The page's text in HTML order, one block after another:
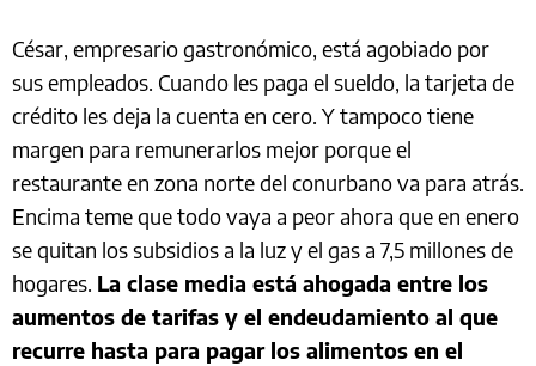
César, empresario gastronómico, está agobiado por
sus empleados. Cuando les paga el sueldo, la tarjeta de
crédito les deja la cuenta en cero. Y tampoco tiene
margen para remunerarlos mejor porque el
restaurante en zona norte del conurbano va para atrás.
Encima teme que todo vaya a peor ahora que en enero
se quitan los subsidios a la luz y el gas a 7,5 millones de
hogares. La clase media está ahogada entre los
aumentos de tarifas y el endeudamiento al que
recurre hasta para pagar los alimentos en el